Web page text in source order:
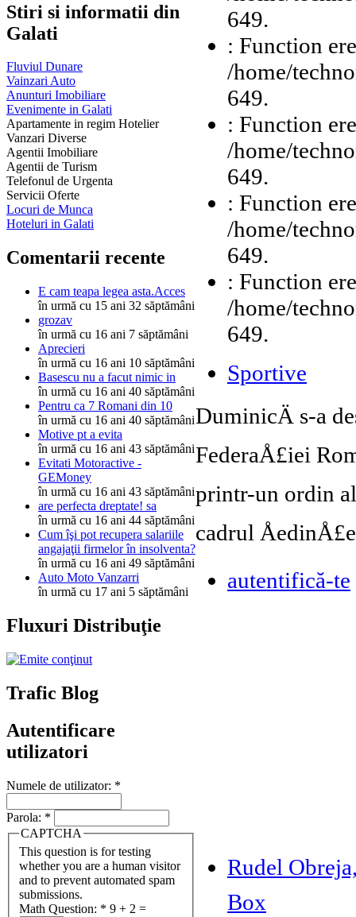
Stiri si informatii din
Galati
Fluviul Dunare
Vainzari Auto
Anunturi Imobiliare
Evenimente in Galati
Apartamente in regim Hotelier
Vanzari Diverse
Agentii Imobiliare
Agentii de Turism
Telefonul de Urgenta
Servicii Oferte
Locuri de Munca
Hoteluri in Galati
Comentarii recente
E cam teapa legea asta.Acces
în urmă cu 15 ani 32 săptămâni
grozav
în urmă cu 16 ani 7 săptămâni
Aprecieri
în urmă cu 16 ani 10 săptămâni
Basescu nu a facut nimic in
în urmă cu 16 ani 40 săptămâni
Pentru ca 7 Romani din 10
în urmă cu 16 ani 40 săptămâni
Motive pt a evita
în urmă cu 16 ani 43 săptămâni
Evitati Motoractive -
GEMoney
în urmă cu 16 ani 43 săptămâni
are perfecta dreptate! sa
în urmă cu 16 ani 44 săptămâni
Cum îşi pot recupera salariile
angajaţii firmelor în insolventa?
în urmă cu 16 ani 49 săptămâni
Auto Moto Vanzarri
în urmă cu 17 ani 5 săptămâni
Fluxuri Distribuţie
Trafic Blog
Autentificare
utilizatori
Numele de utilizator: *
Parola: *
CAPTCHA
This question is for testing
whether you are a human visitor
and to prevent automated spam
submissions.
Math Question: * 9 + 2 =
649.
: Function
/home/
649.
: Function
/home/
649.
: Function
/home/
649.
: Function
/home/
649.
Sportive
DuminicÄ s-a
FederaÅ£iei
printr-un ordin
cadrul
autentifică-te
Rudel
Box